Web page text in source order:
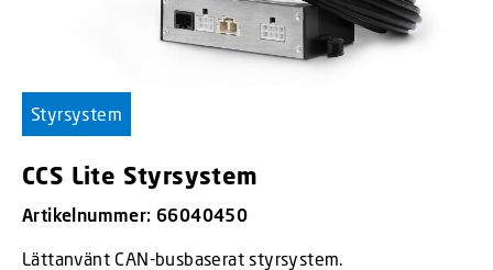
Styrsystem
CCS Lite Styrsystem
Artikelnummer: 66040450
Lättanvänt CAN-busbaserat styrsystem.